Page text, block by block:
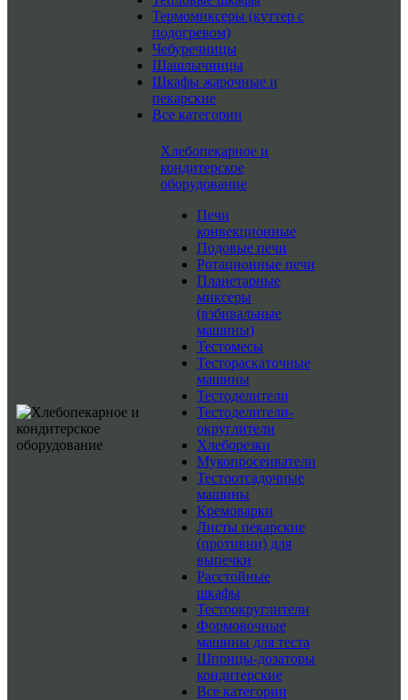
Термомиксеры (куттер с
подогревом)
Чебуречницы
Шашлычницы
Шкафы жарочные и
пекарские
Все категории
Хлебопекарное и
кондитерское
оборудование
Печи
конвекционные
Подовые печи
Ротационные печи
Планетарные
миксеры
(взбивальные
машины)
Тестомесы
Тестораскаточные
машины
Тестоделители
Тестоделители-
округлители
Хлеборезки
Мукопросеиватели
Тестоотсадочные
машины
Кремоварки
Листы пекарские
(противни) для
выпечки
Расстойные
шкафы
Тестоокруглители
Формовочные
машины для теста
Шприцы-дозаторы
кондитерские
Все категории